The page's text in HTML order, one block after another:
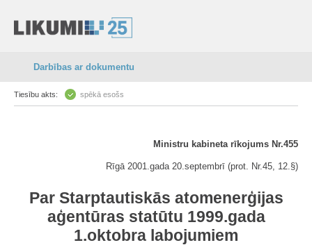
Darbības ar dokumentu
Tiesību akts: spēkā esošs
Ministru kabineta rīkojums Nr.455
Rīgā 2001.gada 20.septembrī (prot. Nr.45, 12.§)
Par Starptautiskās atomenerģijas
aģentūras statūtu 1999.gada
1.oktobra labojumiem